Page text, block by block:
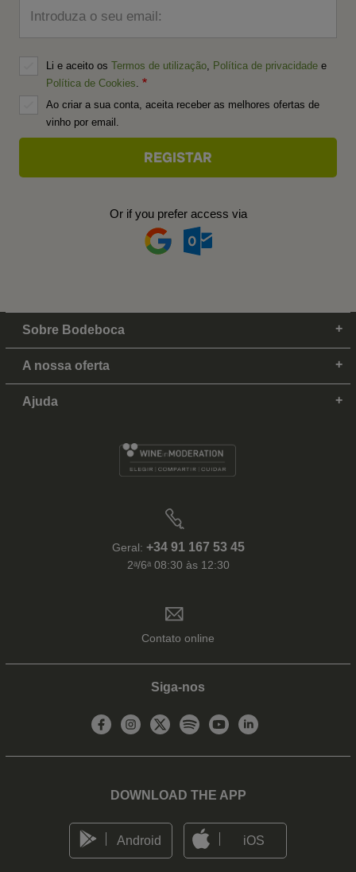
Introduza o seu email:
Li e aceito os Termos de utilização Política de privacidade e
Política de Cookies
Ao criar a sua conta, aceita receber as melhores ofertas de
vinho por email.
Or if you prefer access via
Sobre Bodeboca
A nossa oferta
Ajuda
Geral: +34 91 167 53 45
2ᵃ/6ᵃ 08:30 às 12:30
Contato online
Siga-nos
DOWNLOAD THE APP
Android iOS